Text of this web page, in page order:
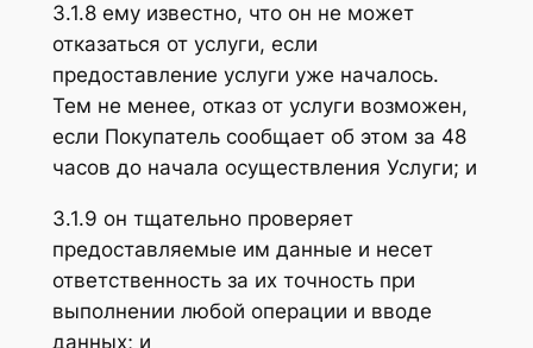
3.1.8 ему известно, что он не может
отказаться от услуги, если
предоставление услуги уже началось.
Тем не менее, отказ от услуги возможен,
если Покупатель сообщает об этом за 48
часов до начала осуществления Услуги; и
3.1.9 он тщательно проверяет
предоставляемые им данные и несет
ответственность за их точность при
выполнении любой операции и вводе
данных; и